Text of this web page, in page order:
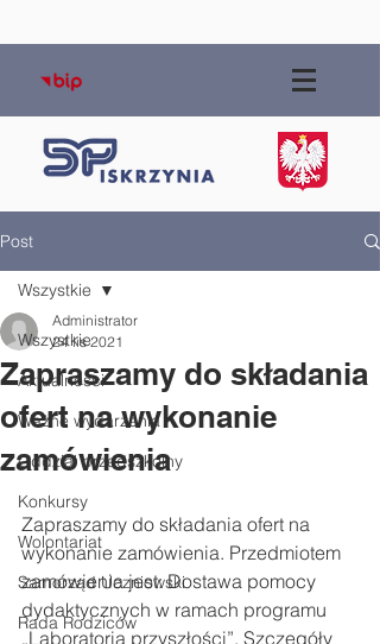
Post
Wszystkie
Aktualności
Ważne wydarzenia
Oddział przedszkolny
Konkursy
Wolontariat
Samorząd Uczniowski
Rada Rodziców
Wszystkie
Zapraszamy do składania
ofert na wykonanie
zamówienia
Administrator
24 lis 2021
Zapraszamy do składania ofert na
wykonanie zamówienia. Przedmiotem
zamówienia jest: Dostawa pomocy
dydaktycznych w ramach programu
„Laboratoria przyszłości”. Szczegóły